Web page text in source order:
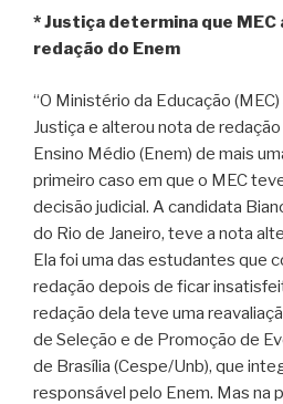
* Justiça determina que
redação do Enem
“O Ministério da Educação
Justiça e alterou nota de
Ensino Médio (Enem) de mais
primeiro caso em que o MEC
decisão judicial. A candidata
do Rio de Janeiro, teve a nota
Ela foi uma das estudantes que
redação depois de ficar
redação dela teve uma
de Seleção e de Promoção de
de Brasília (Cespe/Unb), que
responsável pelo Enem. Mas na